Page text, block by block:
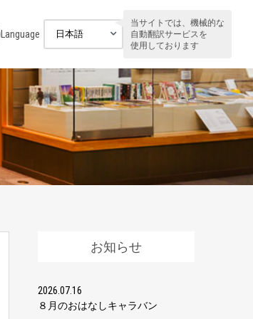
Language
当サイトでは、機械的な
自動翻訳サービスを
使用しております
お知らせ
2026.07.16
８月のおはなしキャラバン